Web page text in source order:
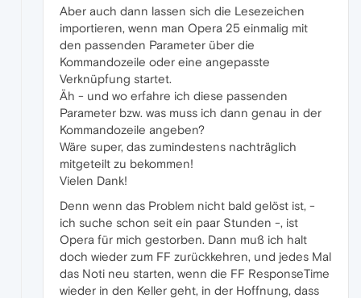
Aber auch dann lassen sich die Lesezeichen
importieren, wenn man Opera 25 einmalig mit
den passenden Parameter über die
Kommandozeile oder eine angepasste
Verknüpfung startet.
Äh - und wo erfahre ich diese passenden
Parameter bzw. was muss ich dann genau in der
Kommandozeile angeben?
Wäre super, das zumindestens nachträglich
mitgeteilt zu bekommen!
Vielen Dank!
Denn wenn das Problem nicht bald gelöst ist, -
ich suche schon seit ein paar Stunden -, ist
Opera für mich gestorben. Dann muß ich halt
doch wieder zum FF zurückkehren, und jedes Mal
das Noti neu starten, wenn die FF ResponseTime
wieder in den Keller geht, in der Hoffnung, dass